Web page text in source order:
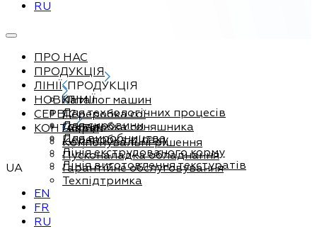
RU
ПРО НАС
ПРОДУКЦІЯ
ПРОДУКЦІЯ
Каталог машин
Для технологічних процесів
Для сировини
Для виробництва
ЛІНІЇ
ЛІНІЇ
Переробка сої
Переробка соняшника
Переробка ріпаку
Лінія екструдованого корму
Лінія виготовлення текстуратів
НОВИНИ
СЕРВІС
Сервіс
Компонувальні рішення
Пусконаладка обладнання
Гарантійне обслуговування
Техпідтримка
КОНТАКТИ
UA
EN
FR
RU